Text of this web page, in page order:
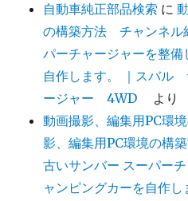
自動車純正部品検索 に
の構築方法 チャンネ
パーチャージャーを整
自作します。 ｜スバ
ージャー 4WD
より
動画撮影、編集用PC環
影、編集用PC環境の
古いサンバー スーパー
ャンピングカーを自作